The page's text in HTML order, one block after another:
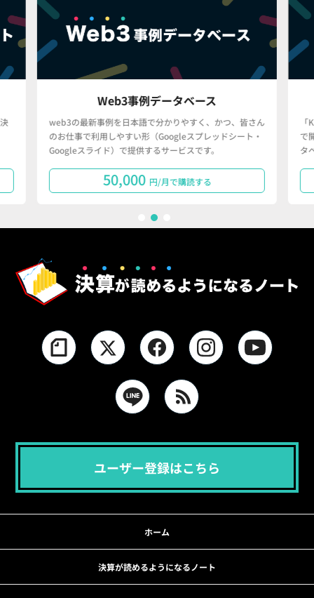
Web3事例データベース
web3の最新事例を日本語で分かりやすく、かつ、皆さん
のお仕事で利用しやすい形（Googleスプレッドシート・
Googleスライド）で提供するサービスです。
50,000 円/月で購読する
で
タ
ユーザー登録はこちら
ホーム
決算が読めるようになるノート